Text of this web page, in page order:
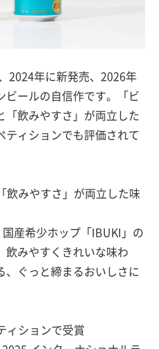
2024年に新発売、2026年
ビールの自信作です。「ビ
「飲みやすさ」が両立した
ティションでも評価されて
飲みやすさ」が両立した味
産希少ホップ「IBUKI」の
飲みやすくきれいな味わ
、ぐっと締まるおいしさに
ィションで受賞